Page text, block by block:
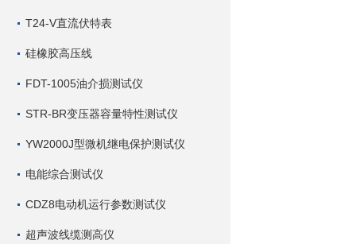
T24-V直流伏特表
硅橡胶高压线
FDT-1005油介损测试仪
STR-BR变压器容量特性测试仪
YW2000J型微机继电保护测试仪
电能综合测试仪
CDZ8电动机运行参数测试仪
超声波线缆测高仪